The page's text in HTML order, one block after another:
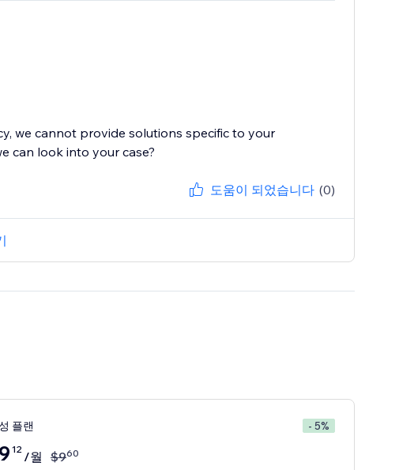
we cannot provide solutions specific to your
도움이 되었습니다 (0)
플랜 - 5%
9 12 /월 $960